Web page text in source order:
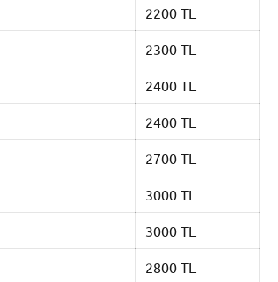
2200 TL
2300 TL
2400 TL
2400 TL
2700 TL
3000 TL
3000 TL
2800 TL